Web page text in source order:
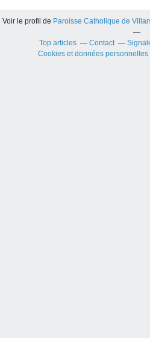
Voir le profil de Paroisse Catholique de
Top articles Contact
Cookies et données personnelles